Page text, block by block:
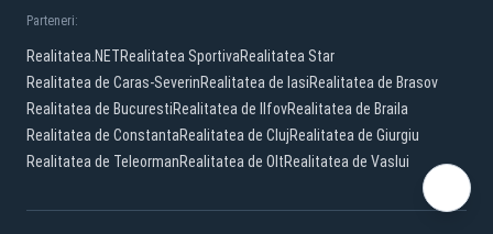
Parteneri:
Realitatea.NETRealitatea SportivaRealitatea Star
Realitatea de Caras-SeverinRealitatea de IasiRealitatea de Brasov
Realitatea de BucurestiRealitatea de IlfovRealitatea de Braila
Realitatea de ConstantaRealitatea de ClujRealitatea de Giurgiu
Realitatea de TeleormanRealitatea de OltRealitatea de Vaslui